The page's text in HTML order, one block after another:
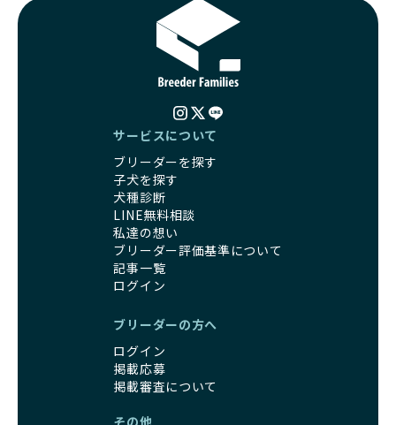
サービスについて
ブリーダーを探す
子犬を探す
犬種診断
LINE無料相談
私達の想い
ブリーダー評価基準について
記事一覧
ログイン
ブリーダーの方へ
ログイン
掲載応募
掲載審査について
その他